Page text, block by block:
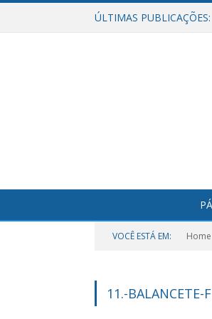
ÚLTIMAS PUBLICAÇÕES:
VOCÊ ESTÁ EM: Home
11.-